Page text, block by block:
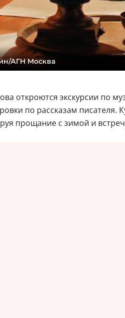
АГН Москва
откроются экскурсии по
по рассказам
прощание с зимой и